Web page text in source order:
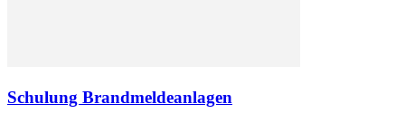
Schulung Brandmeldeanlagen